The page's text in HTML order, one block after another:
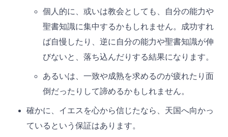
個人的に、或いは教会としても、自分の能力や
聖書知識に集中するかもしれません。成功すれ
ば自慢したり、逆に自分の能力や聖書知識が伸
びないと、落ち込んだりする結果になります。
あるいは、一致や成熟を求めるのが疲れたり面
倒だったりして諦めるかもしれません。
確かに、イエスを心から信じたなら、天国へ向かっ
ているという保証はあります。